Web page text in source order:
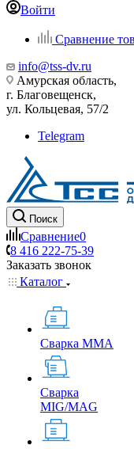
Войти
Сравнение
info@tss-dv.ru
Амурская область,
г. Благовещенск,
ул. Кольцевая, 57/2
Telegram
Поиск
Сравнение0
8 416 222-75-39
Заказать звонок
Каталог
Сварка MMA
Сварка
MIG/MAG